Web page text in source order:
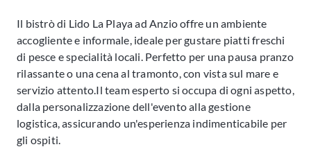
Il bistrò di Lido La Playa ad Anzio offre un ambiente
accogliente e informale, ideale per gustare piatti freschi
di pesce e specialità locali. Perfetto per una pausa pranzo
rilassante o una cena al tramonto, con vista sul mare e
servizio attento.Il team esperto si occupa di ogni aspetto,
dalla personalizzazione dell'evento alla gestione
logistica, assicurando un'esperienza indimenticabile per
gli ospiti.